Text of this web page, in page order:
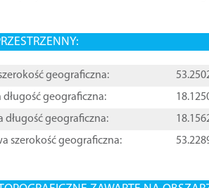
geograficzna:
geograficzna:
długość geograficzna:
szerokość geograficzna: